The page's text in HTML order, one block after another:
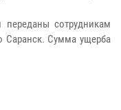
сотрудникам
Сумма ущерба